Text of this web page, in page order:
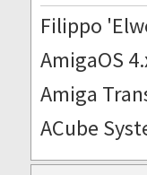
Filippo
AmigaOS
Amiga
ACube